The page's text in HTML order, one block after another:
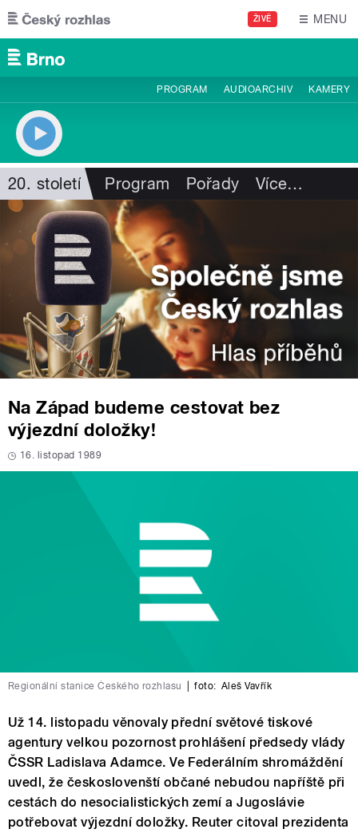
Přejít k hlavnímu obsahu
ŽIVĚ MENU
PROGRAM AUDIOARCHIV KAMERY
20. století Program Pořady Více…
Na Západ budeme cestovat bez
výjezdní doložky!
16. listopad 1989
Regionální stanice Českého rozhlasu foto: Aleš Vavřík
Už 14. listopadu věnovaly přední světové tiskové
agentury velkou pozornost prohlášení předsedy vlády
ČSSR Ladislava Adamce. Ve Federálním shromáždění
uvedl, že českoslovenští občané nebudou napříště při
cestách do nesocialistických zemí a Jugoslávie
potřebovat výjezdní doložky. Reuter citoval prezidenta